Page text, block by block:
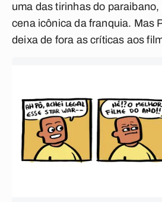
uma das tirinhas do
cena icônica da franquia. Mas
deixa de fora as críticas aos